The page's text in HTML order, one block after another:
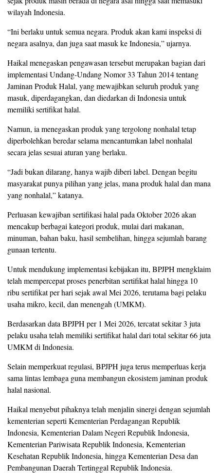
wilayah Indonesia.
“Ini berlaku untuk semua negara. Produk akan kami inspeksi di
negara asalnya, dan juga saat masuk ke Indonesia,” ujarnya.
Haikal menegaskan pengawasan tersebut merupakan bagian dari
implementasi Undang-Undang Nomor 33 Tahun 2014 tentang
Jaminan Produk Halal, yang mewajibkan seluruh produk yang
masuk, diperdagangkan, dan diedarkan di Indonesia untuk
memiliki sertifikat halal.
Namun, ia menegaskan produk yang tergolong nonhalal tetap
diperbolehkan beredar selama mencantumkan label nonhalal
secara jelas sesuai aturan yang berlaku.
“Jadi bukan dilarang, hanya wajib diberi label. Dengan begitu
masyarakat punya pilihan yang jelas, mana produk halal dan mana
yang nonhalal,” katanya.
Perluasan kewajiban sertifikasi halal pada Oktober 2026 akan
mencakup berbagai kategori produk, mulai dari makanan,
minuman, bahan baku, hasil sembelihan, hingga sejumlah barang
gunaan tertentu.
Untuk mendukung implementasi kebijakan itu, BPJPH mengklaim
telah mempercepat proses penerbitan sertifikat halal hingga 10
ribu sertifikat per hari sejak awal Mei 2026, terutama bagi pelaku
usaha mikro, kecil, dan menengah (UMKM).
Berdasarkan data BPJPH per 1 Mei 2026, tercatat sekitar 3 juta
pelaku usaha telah memiliki sertifikat halal dari total sekitar 66 juta
UMKM di Indonesia.
Selain memperkuat regulasi, BPJPH juga terus memperluas kerja
sama lintas lembaga guna membangun ekosistem jaminan produk
halal nasional.
Haikal menyebut pihaknya telah menjalin sinergi dengan sejumlah
kementerian seperti Kementerian Perdagangan Republik
Indonesia, Kementerian Dalam Negeri Republik Indonesia,
Kementerian Pariwisata Republik Indonesia, Kementerian
Kesehatan Republik Indonesia, hingga Kementerian Desa dan
Pembangunan Daerah Tertinggal Republik Indonesia.